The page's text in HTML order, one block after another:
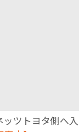
ツトヨタ側へ入